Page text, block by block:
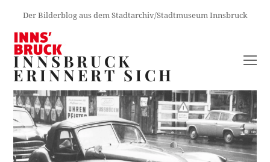
Der Bilderblog aus dem Stadtarchiv/Stadtmuseum Innsbruck
INNSBRUCK
ERINNERT SICH